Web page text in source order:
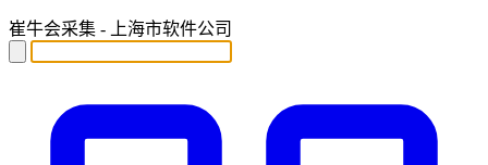
崔牛会采集 - 上海市软件公司